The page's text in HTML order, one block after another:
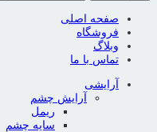
صفحه اصلی
فروشگاه
وبلاگ
تماس با ما
آرایشی
آرایش چشم
ریمل
سایه چشم